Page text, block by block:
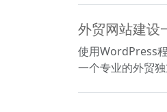
外贸网站建设
使用WordPress
一个专业的外贸独